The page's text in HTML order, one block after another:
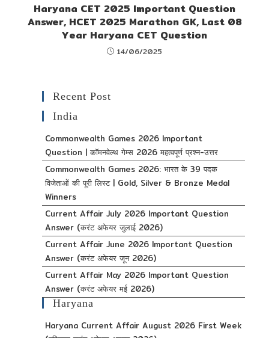
Haryana CET 2025 Important Question
Answer, HCET 2025 Marathon GK, Last 08
Year Haryana CET Question
14/06/2025
Recent Post
India
Commonwealth Games 2026 Important
Question | कॉमनवेल्थ गेम्स 2026 महत्वपूर्ण प्रश्न-उत्तर
Commonwealth Games 2026: भारत के 39 पदक
विजेताओं की पूरी लिस्ट | Gold, Silver & Bronze Medal
Winners
Current Affair July 2026 Important Question
Answer (करंट अफेयर जुलाई 2026)
Current Affair June 2026 Important Question
Answer (करंट अफेयर जून 2026)
Current Affair May 2026 Important Question
Answer (करंट अफेयर मई 2026)
Haryana
Haryana Current Affair August 2026 First Week